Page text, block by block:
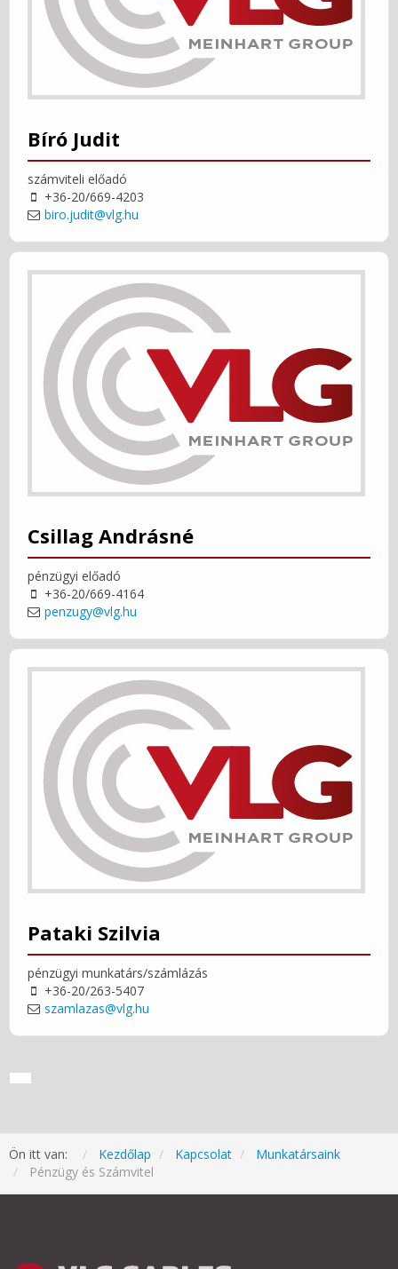
Bíró Judit
számviteli előadó
+36-20/669-4203
biro.judit@vlg.hu
Csillag Andrásné
pénzügyi előadó
+36-20/669-4164
penzugy@vlg.hu
Pataki Szilvia
pénzügyi munkatárs/számlázás
+36-20/263-5407
szamlazas@vlg.hu
Ön itt van: Kezdőlap Kapcsolat
Munkatársaink
Pénzügy és Számvitel